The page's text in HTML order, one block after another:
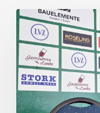
Pressegespräch
vor
RSV
Eintracht
1949
–
Chemie